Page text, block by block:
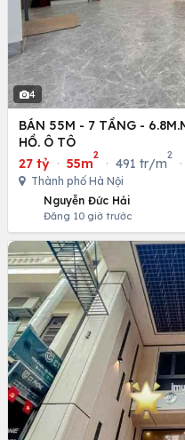
4
BÁN 55M - 7 TẦNG -
HỒ. Ô TÔ
27 tỷ · 55m
2
· 491 tr/m
2
·
Thành phố Hà Nội
Nguyễn Đức Hải
Đăng 10 giờ trước